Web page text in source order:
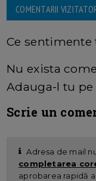
COMENTARII
Ce sentimente
Nu exista
Adauga-l tu
Scrie un
Adresa de mail
completarea
aprobarea rapidă a